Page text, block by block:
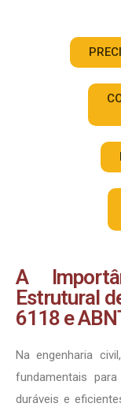
A
Estrutural
6118 e
Na engenharia
fundamentais
duráveis e